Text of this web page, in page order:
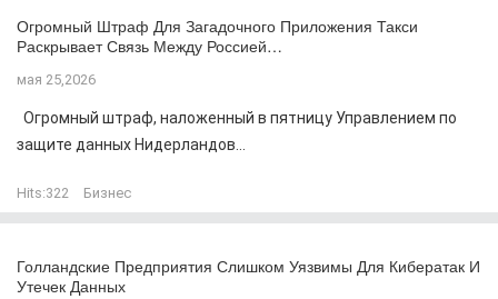
Огромный Штраф Для Загадочного Приложения Такси
Раскрывает Связь Между Россией…
мая 25,2026
Огромный штраф, наложенный в пятницу Управлением по
защите данных Нидерландов...
Hits:322 Бизнес
Голландские Предприятия Слишком Уязвимы Для Кибератак И
Утечек Данных